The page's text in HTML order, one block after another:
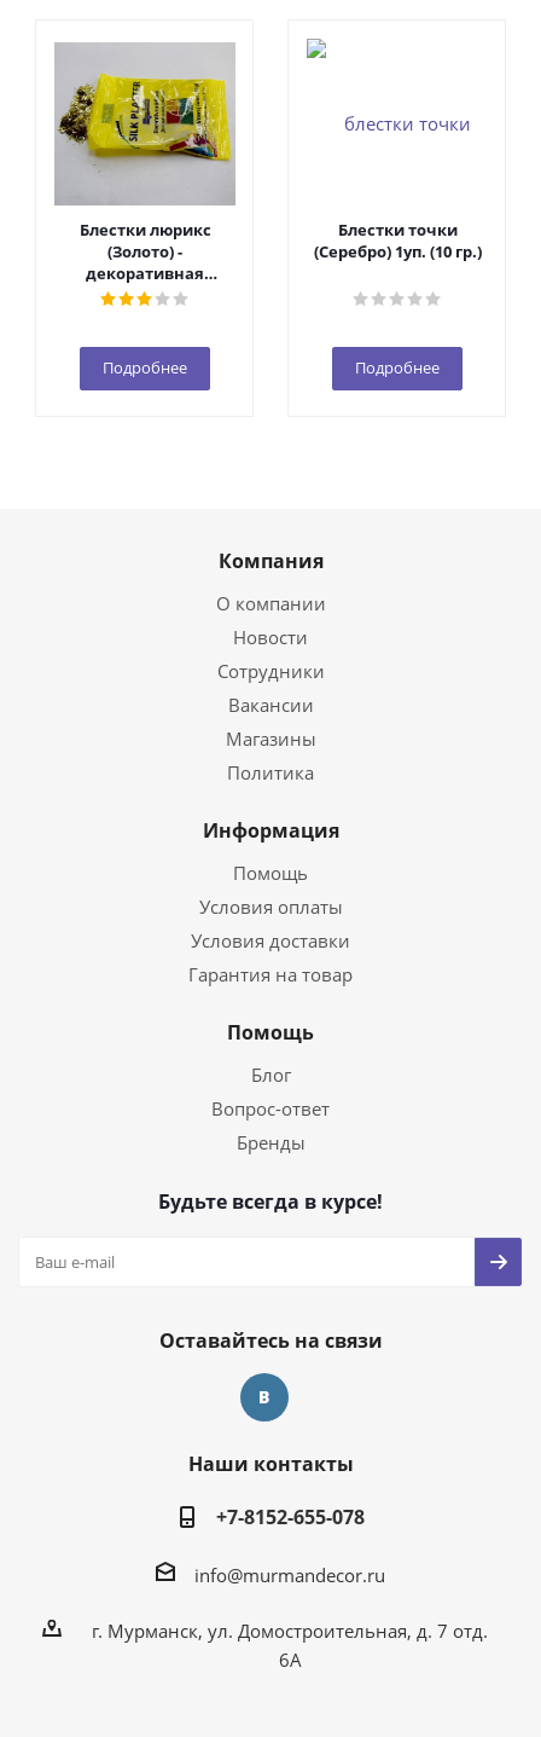
Блестки люрикс
(Золото) -
декоративная
добавка 1уп. (10 гр.)
Подробнее
Блестки точки
(Серебро) 1уп. (10 гр.)
Подробнее
Компания
О компании
Новости
Сотрудники
Вакансии
Магазины
Политика
Информация
Помощь
Условия оплаты
Условия доставки
Гарантия на товар
Помощь
Блог
Вопрос-ответ
Бренды
Будьте всегда в курсе!
Оставайтесь на связи
Наши контакты
+7-8152-655-078
info@murmandecor.ru
г. Мурманск, ул. Домостроительная, д. 7 отд.
6А